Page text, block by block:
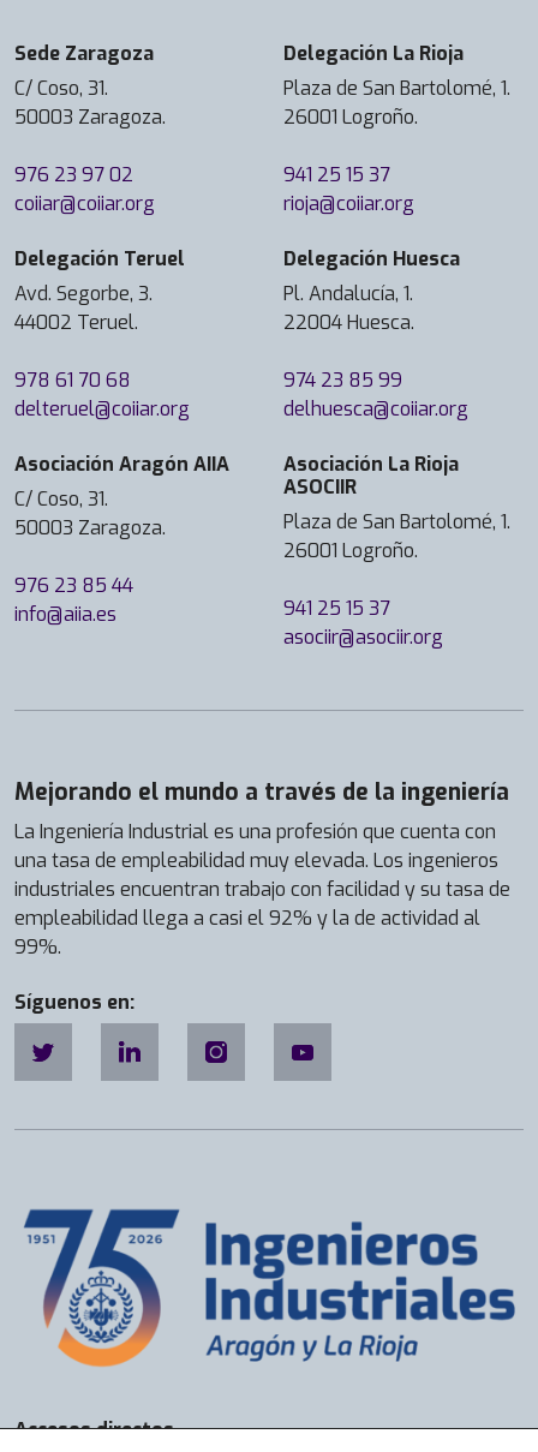
Sede Zaragoza
C/ Coso, 31.
50003 Zaragoza.
976 23 97 02
coiiar@coiiar.org
Delegación La Rioja
Plaza de San Bartolomé, 1.
26001 Logroño.
941 25 15 37
rioja@coiiar.org
Delegación Teruel
Avd. Segorbe, 3.
44002 Teruel.
978 61 70 68
delteruel@coiiar.org
Delegación Huesca
Pl. Andalucía, 1.
22004 Huesca.
974 23 85 99
delhuesca@coiiar.org
Asociación Aragón AIIA
C/ Coso, 31.
50003 Zaragoza.
976 23 85 44
info@aiia.es
Asociación La Rioja
ASOCIIR
Plaza de San Bartolomé, 1.
26001 Logroño.
941 25 15 37
asociir@asociir.org
Mejorando el mundo a través de la ingeniería
La Ingeniería Industrial es una profesión que cuenta con
una tasa de empleabilidad muy elevada. Los ingenieros
industriales encuentran trabajo con facilidad y su tasa de
empleabilidad llega a casi el 92% y la de actividad al
99%.
Síguenos en:
Accesos directos